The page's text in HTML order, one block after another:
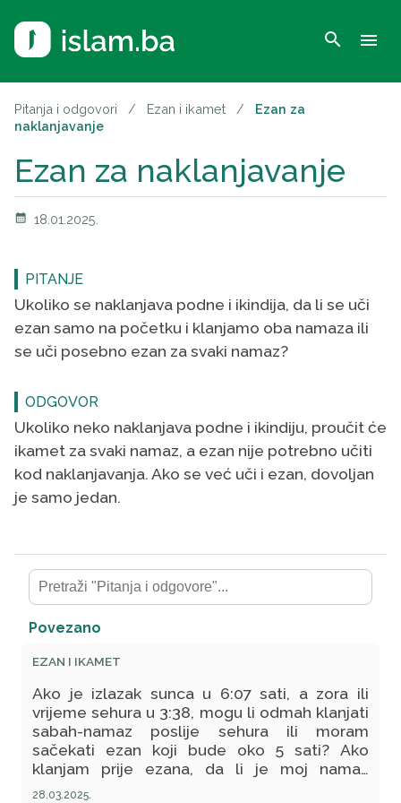
search menu
Pitanja i odgovori / Ezan i ikamet /
Ezan za
naklanjavanje
Ezan za naklanjavanje
calendar_month 18.01.2025.
PITANJE
Ukoliko se naklanjava podne i ikindija, da li se uči
ezan samo na početku i klanjamo oba namaza ili
se uči posebno ezan za svaki namaz?
ODGOVOR
Ukoliko neko naklanjava podne i ikindiju, proučit će
ikamet za svaki namaz, a ezan nije potrebno učiti
kod naklanjavanja. Ako se već uči i ezan, dovoljan
je samo jedan.
Povezano
EZAN I IKAMET
Ako je izlazak sunca u 6:07 sati, a zora ili
vrijeme sehura u 3:38, mogu li odmah klanjati
sabah-namaz poslije sehura ili moram
sačekati ezan koji bude oko 5 sati? Ako
klanjam prije ezana, da li je moj namaz
ispravan?
28.03.2025.